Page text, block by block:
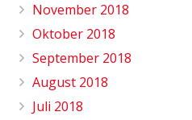
November 2018
Oktober 2018
September 2018
August 2018
Juli 2018